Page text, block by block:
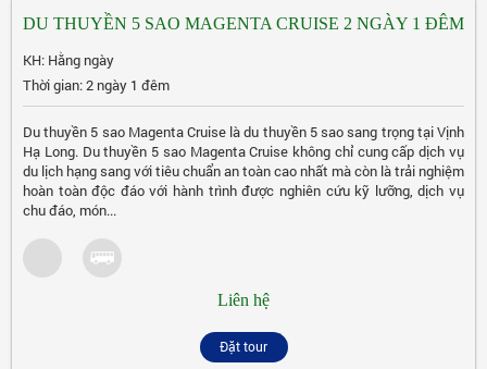
DU THUYỀN 5 SAO MAGENTA CRUISE 2 NGÀY 1 ĐÊM
KH: Hằng ngày
Thời gian: 2 ngày 1 đêm
Du thuyền 5 sao Magenta Cruise là du thuyền 5 sao sang trọng tại Vịnh
Hạ Long. Du thuyền 5 sao Magenta Cruise không chỉ cung cấp dịch vụ
du lịch hạng sang với tiêu chuẩn an toàn cao nhất mà còn là trải nghiệm
hoàn toàn độc đáo với hành trình được nghiên cứu kỹ lưỡng, dịch vụ
chu đáo, món...
Liên hệ
Đặt tour